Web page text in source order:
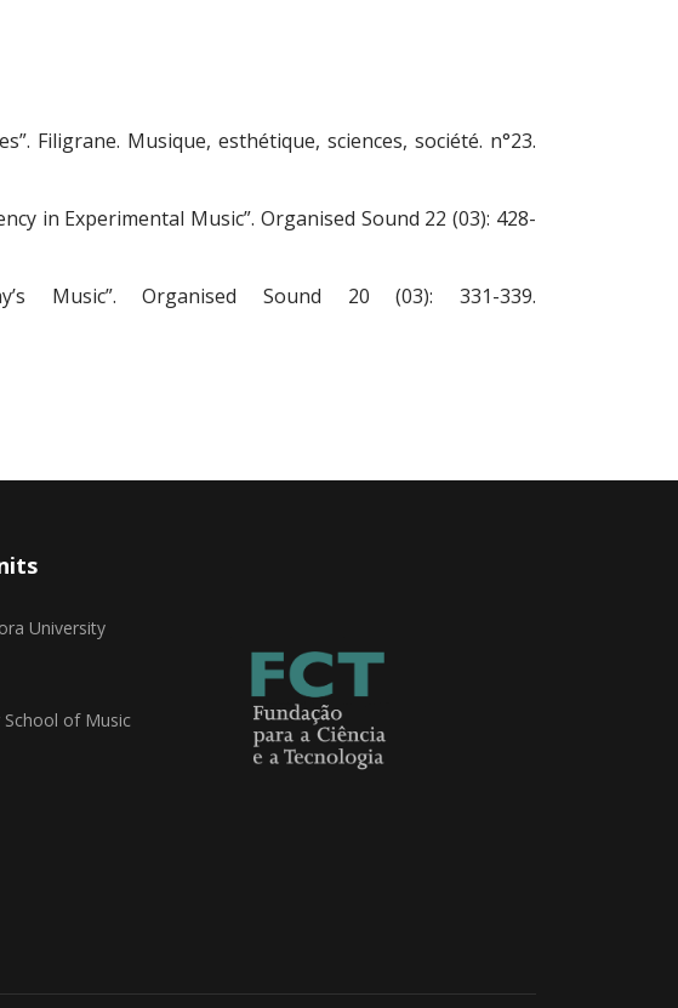
Filigrane. Musique, esthétique, sciences, société. n°23.
in Experimental Music”. Organised Sound 22 (03): 428-
Music”. Organised Sound 20 (03): 331-339.
University
School of Music